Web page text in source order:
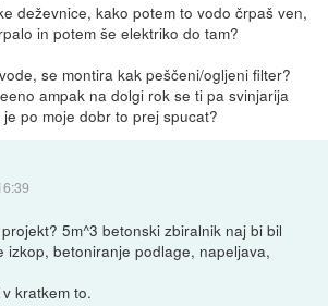
deževnice, kako potem to vodo črpaš ven,
in potem še elektriko do tam?
se montira kak peščeni/ogljeni filter?
ampak na dolgi rok se ti pa svinjarija
po moje dobr to prej spucat?
5m^3 betonski zbiralnik naj bi bil
izkop, betoniranje podlage, napeljava,
kratkem to.